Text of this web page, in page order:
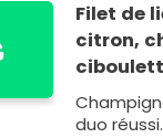
Filet de
citron,
duo réussi.